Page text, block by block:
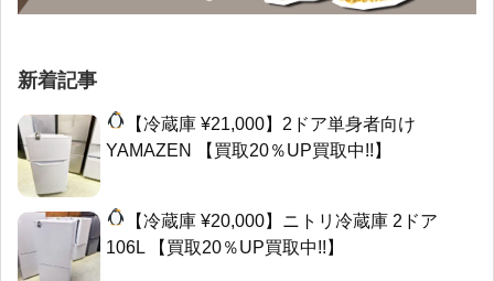
新着記事
【冷蔵庫 ¥21,000】2ドア単身者向け
YAMAZEN 【買取20％UP買取中!!】
【冷蔵庫 ¥20,000】ニトリ冷蔵庫 2ドア
106L 【買取20％UP買取中!!】